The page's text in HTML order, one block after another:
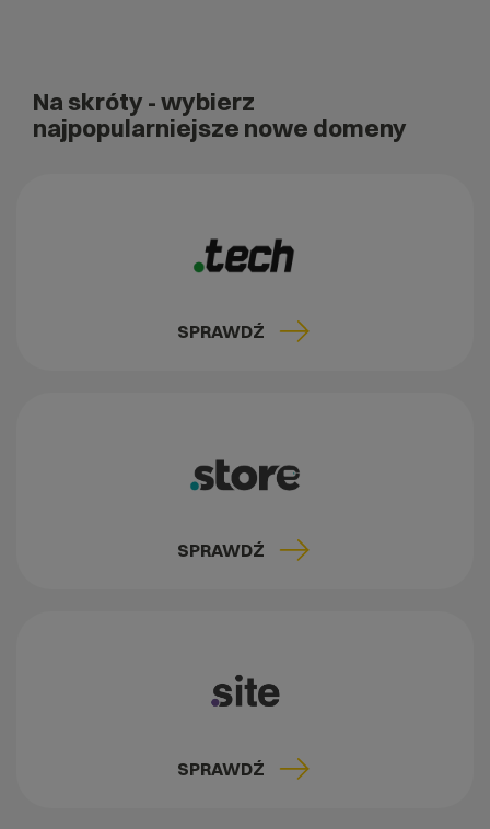
Na skróty - wybierz
najpopularniejsze nowe domeny
SPRAWDŹ
SPRAWDŹ
SPRAWDŹ